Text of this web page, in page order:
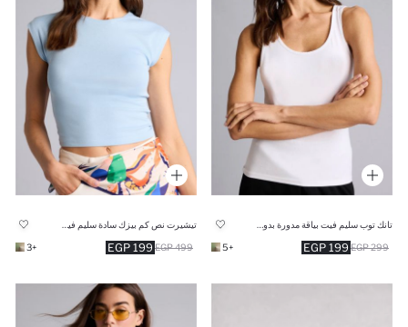
199 EGP 299 EGP
+5
199 EGP 499 EGP
+3